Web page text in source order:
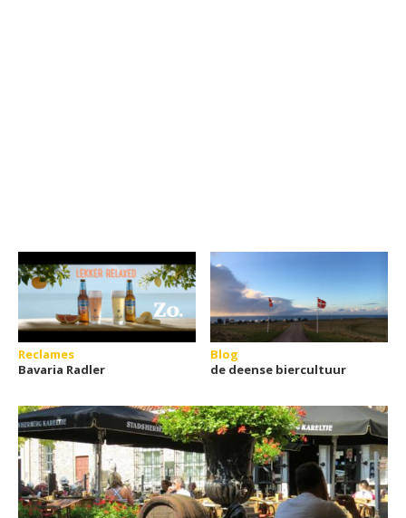
Reclames
Bavaria Radler
Blog
de deense biercultuur